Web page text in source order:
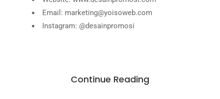
Email: marketing@yoisoweb.com
Instagram: @desainpromosi
Continue Reading